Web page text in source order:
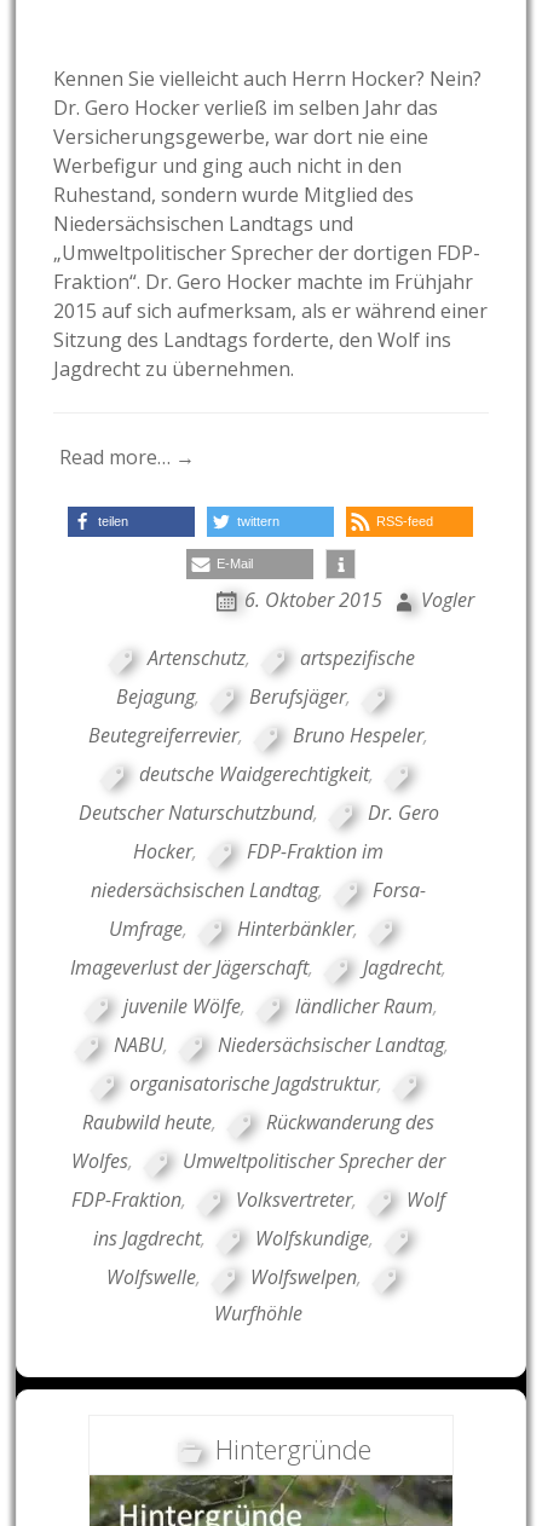
Kennen Sie vielleicht auch Herrn Hocker? Nein?
Dr. Gero Hocker verließ im selben Jahr das
Versicherungsgewerbe, war dort nie eine
Werbefigur und ging auch nicht in den
Ruhestand, sondern wurde Mitglied des
Niedersächsischen Landtags und
„Umweltpolitischer Sprecher der dortigen FDP-
Fraktion“. Dr. Gero Hocker machte im Frühjahr
2015 auf sich aufmerksam, als er während einer
Sitzung des Landtags forderte, den Wolf ins
Jagdrecht zu übernehmen.
Read more… →
teilen twittern RSS-feed
E-Mail
6. Oktober 2015 Vogler
Artenschutz,
artspezifische
Bejagung, Berufsjäger,
Beutegreiferrevier, Bruno Hespeler,
deutsche Waidgerechtigkeit,
Deutscher Naturschutzbund,
Dr. Gero
Hocker,
FDP-Fraktion im
niedersächsischen Landtag,
Forsa-
Umfrage, Hinterbänkler,
Imageverlust der Jägerschaft, Jagdrecht,
juvenile Wölfe, ländlicher Raum,
NABU, Niedersächsischer Landtag,
organisatorische Jagdstruktur,
Raubwild heute,
Rückwanderung des
Wolfes,
Umweltpolitischer Sprecher der
FDP-Fraktion, Volksvertreter,
Wolf
ins Jagdrecht, Wolfskundige,
Wolfswelle, Wolfswelpen,
Wurfhöhle
Hintergründe